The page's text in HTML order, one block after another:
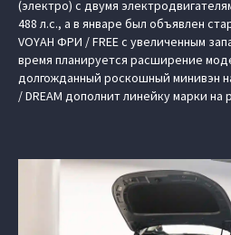
(электро) c двумя
488 л.с., а в январе был объявлен
VOYAH ФРИ / FREE с увеличенным
время планируется расширение
долгожданный роскошный минивэн
/ DREAM дополнит линейку марки на